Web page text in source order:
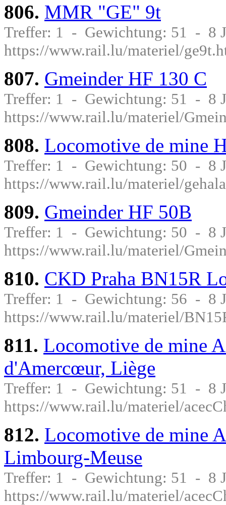
806. MMR "GE" 9t
Treffer: 1 - Gewichtung: 51 - 8
https://www.rail.lu/materiel/
807. Gmeinder HF 130 C
Treffer: 1 - Gewichtung: 51 - 8
https://www.rail.lu/materiel/
808. Locomotive de mine
Treffer: 1 - Gewichtung: 50 - 8
https://www.rail.lu/materiel/
809. Gmeinder HF 50B
Treffer: 1 - Gewichtung: 50 - 8
https://www.rail.lu/materiel/
810. CKD Praha BN15R
Treffer: 1 - Gewichtung: 56 - 8
https://www.rail.lu/materiel/
811. Locomotive de mine
d'Amercœur, Liège
Treffer: 1 - Gewichtung: 51 - 8
https://www.rail.lu/materiel/
812. Locomotive de mine
Limbourg-Meuse
Treffer: 1 - Gewichtung: 51 - 8
https://www.rail.lu/materiel/